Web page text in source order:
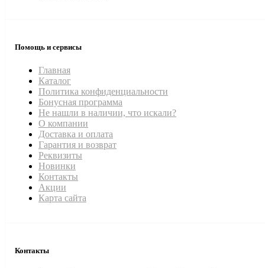
Помощь и сервисы
Главная
Каталог
Политика конфиденциальности
Бонусная программа
Не нашли в наличии, что искали?
О компании
Доставка и оплата
Гарантия и возврат
Реквизиты
Новинки
Контакты
Акции
Карта сайта
Контакты